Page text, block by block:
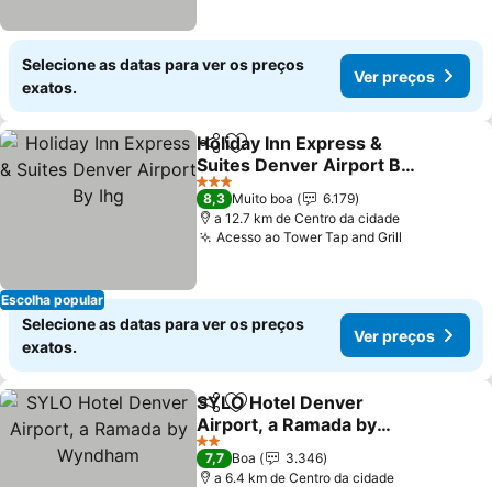
Selecione as datas para ver os preços
exatos.
Ver preços
Escolha popular
PartilharAdicionar aos favoritos
Holiday Inn Express &
Suites Denver Airport By
Ihg
3 Estrelas
8,3 Muito boa
6.179
a 12.7 km de Centro da cidade
Acesso ao Tower Tap and Grill
Selecione as datas para ver os preços
exatos.
Ver preços
PartilharAdicionar aos favoritos
SYLO Hotel Denver
Airport, a Ramada by
Wyndham
2 Estrelas
7,7 Boa
3.346
a 6.4 km de Centro da cidade